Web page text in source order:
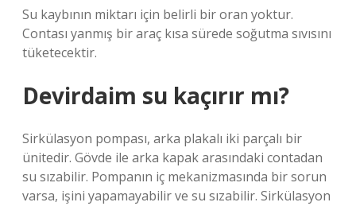
Su kaybının miktarı için belirli bir oran yoktur.
Contası yanmış bir araç kısa sürede soğutma sıvısını
tüketecektir.
Devirdaim su kaçırır mı?
Sirkülasyon pompası, arka plakalı iki parçalı bir
ünitedir. Gövde ile arka kapak arasındaki contadan
su sızabilir. Pompanın iç mekanizmasında bir sorun
varsa, işini yapamayabilir ve su sızabilir. Sirkülasyon